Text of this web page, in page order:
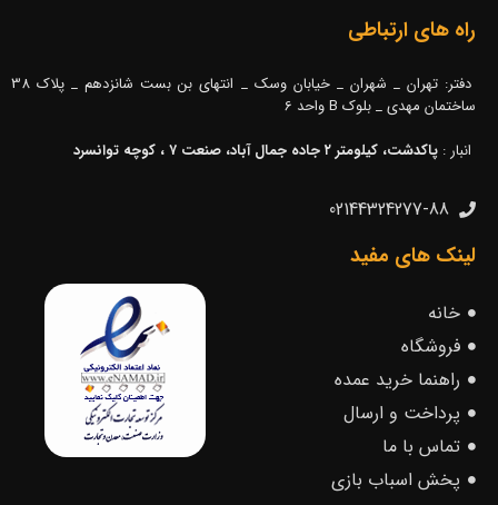
راه های ارتباطی
دفتر: تهران _ شهران _ خیابان وسک _ انتهای بن بست شانزدهم _ پلاک 38
ساختمان مهدی _ بلوک B واحد 6
انبار : پاکدشت، کیلومتر ۲ جاده جمال آباد، صنعت ۷ ، کوچه توانسرد
02144324277-88
لینک های مفید
خانه
فروشگاه
راهنما خرید عمده
پرداخت و ارسال
تماس با ما
پخش اسباب بازی